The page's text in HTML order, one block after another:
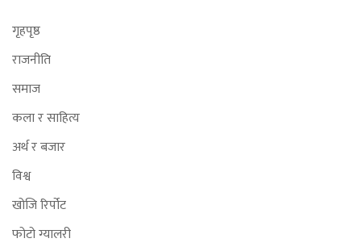
गृहपृष्ठ
राजनीति
समाज
कला र साहित्य
अर्थ र बजार
विश्व
खोजि रिर्पोट
फोटो ग्यालरी